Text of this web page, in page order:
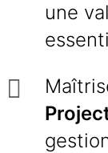
une